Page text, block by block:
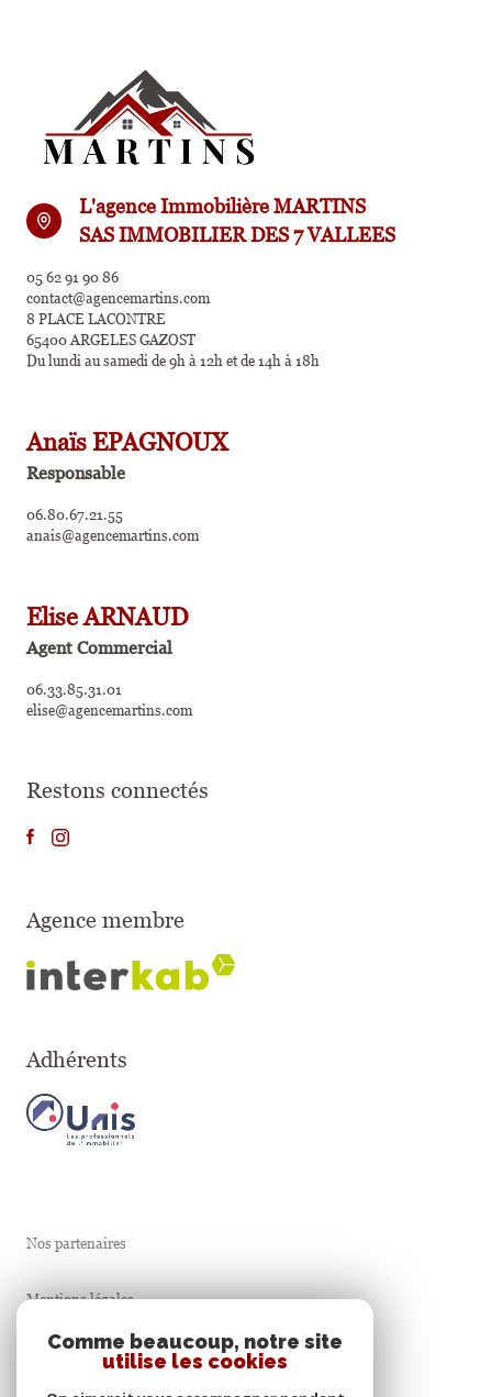
L'agence Immobilière MARTINS
SAS IMMOBILIER DES 7 VALLEES
05 62 91 90 86
contact@agencemartins.com
8 PLACE LACONTRE
65400 ARGELES GAZOST
Du lundi au samedi de 9h à 12h et de 14h à 18h
Anaïs EPAGNOUX
Responsable
06.80.67.21.55
anais@agencemartins.com
Elise ARNAUD
Agent Commercial
06.33.85.31.01
elise@agencemartins.com
Restons connectés
Agence membre
Adhérents
Nos partenaires
Mentions légales
Comme beaucoup, notre site
utilise les cookies